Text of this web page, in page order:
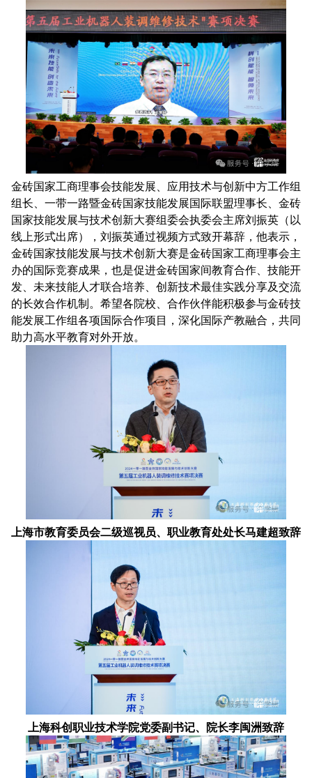
金砖国家工商理事会技能发展、应用技术与创新中方工作组
组长、一带一路暨金砖国家技能发展国际联盟理事长、金砖
国家技能发展与技术创新大赛组委会执委会主席刘振英（以
线上形式出席），刘振英通过视频方式致开幕辞，他表示，
金砖国家技能发展与技术创新大赛是金砖国家工商理事会主
办的国际竞赛成果，也是促进金砖国家间教育合作、技能开
发、未来技能人才联合培养、创新技术最佳实践分享及交流
的长效合作机制。希望各院校、合作伙伴能积极参与金砖技
能发展工作组各项国际合作项目，深化国际产教融合，共同
助力高水平教育对外开放。
上海市教育委员会二级巡视员、职业教育处处长马建超致辞
上海科创职业技术学院党委副书记、院长李闽洲致辞